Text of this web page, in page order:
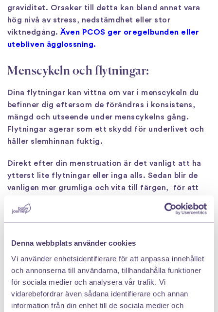
Denna webbplats använder cookies
Vi använder enhetsidentifierare för att anpassa innehållet
och annonserna till användarna, tillhandahålla funktioner
för sociala medier och analysera vår trafik. Vi
vidarebefordrar även sådana identifierare och annan
information från din enhet till de sociala medier och
graviditet. Orsaker till detta kan bland annat vara
hög nivå av stress, nedstämdhet eller stor
viktnedgång.Även PCOS ger oregelbunden eller
utebliven ägglossning.
Menscykeln och flytningar:
Dina flytningar kan vittna om var i menscykeln du
befinner dig eftersom de förändras i konsistens,
mängd och utseende under menscykelns gång.
Flytningar agerar som ett skydd för underlivet och
håller slemhinnan fuktig.
Direkt efter din menstruation är det vanligt att ha
ytterst lite flytningar eller inga alls. Sedan blir de
vanligen mer grumliga och vita till färgen, för att
ägglossningen.
mer genomskinliga och elastiska i konsistensen för
att underlätta för spermierna att ta sig till det
lossade ägget. Denna konsistens brukar kallas för
äggvite-sekret då den påminner om äggvita. Innan
din mens kan flytningarna få en mer rosa eller
brunaktig färg eftersom de blandas med blod från